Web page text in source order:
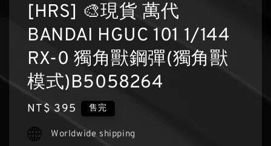
[HRS] 🎨現貨 萬代
BANDAI HGUC 101 1/144
RX-0 獨角獸鋼彈(獨角獸
模式)B5058264
Regular
price
NT$ 395 售完
Worldwide shipping